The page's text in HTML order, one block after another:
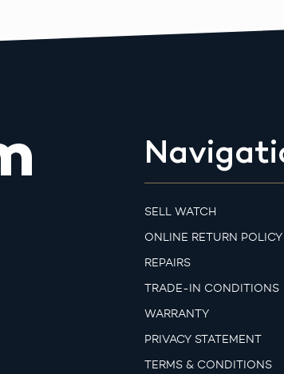
SELL WATCH
ONLINE RETURN POLICY
REPAIRS
TRADE-IN CONDITIONS
WARRANTY
PRIVACY STATEMENT
TERMS & CONDITIONS